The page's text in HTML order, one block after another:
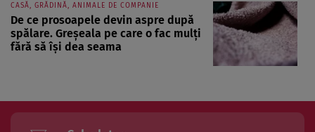
CASĂ, GRĂDINĂ, ANIMALE DE COMPANIE
De ce prosoapele devin aspre după
spălare. Greșeala pe care o fac mulți
fără să își dea seama